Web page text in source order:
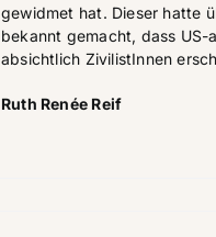
gewidmet hat. Dieser hatte
bekannt gemacht, dass US-
absichtlich ZivilistInnen
Ruth Renée Reif